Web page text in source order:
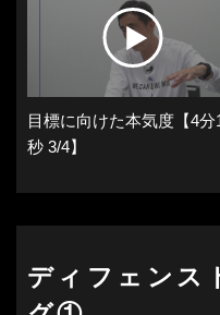
目標に向けた本気度【4分
秒 3/4】
ディフェンス